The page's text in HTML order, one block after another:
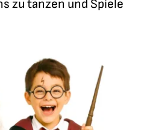
zu tanzen und Spiele